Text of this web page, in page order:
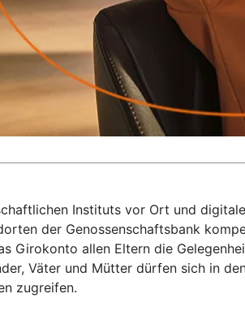
Instituts vor Ort und
der Genossenschaftsbank
Girokonto allen Eltern die
Väter und Mütter dürfen sich in
zugreifen.